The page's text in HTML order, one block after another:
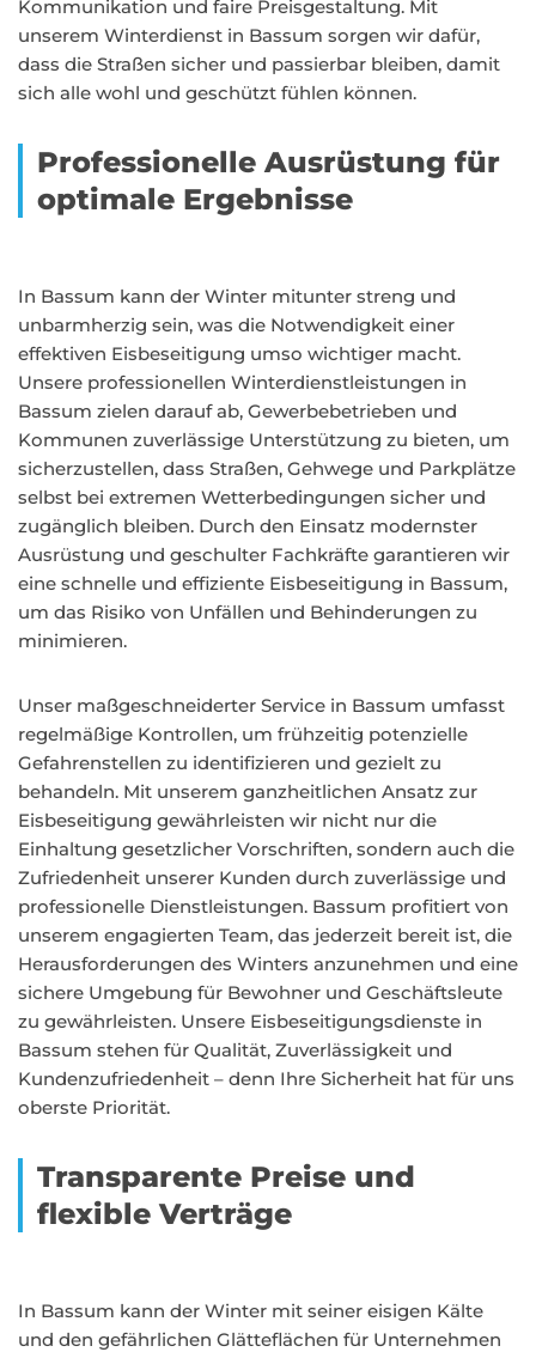
Kommunikation und faire Preisgestaltung. Mit
unserem Winterdienst in Bassum sorgen wir dafür,
dass die Straßen sicher und passierbar bleiben, damit
sich alle wohl und geschützt fühlen können.
Professionelle Ausrüstung für
optimale Ergebnisse
In Bassum kann der Winter mitunter streng und
unbarmherzig sein, was die Notwendigkeit einer
effektiven Eisbeseitigung umso wichtiger macht.
Unsere professionellen Winterdienstleistungen in
Bassum zielen darauf ab, Gewerbebetrieben und
Kommunen zuverlässige Unterstützung zu bieten, um
sicherzustellen, dass Straßen, Gehwege und Parkplätze
selbst bei extremen Wetterbedingungen sicher und
zugänglich bleiben. Durch den Einsatz modernster
Ausrüstung und geschulter Fachkräfte garantieren wir
eine schnelle und effiziente Eisbeseitigung in Bassum,
um das Risiko von Unfällen und Behinderungen zu
minimieren.
Unser maßgeschneiderter Service in Bassum umfasst
regelmäßige Kontrollen, um frühzeitig potenzielle
Gefahrenstellen zu identifizieren und gezielt zu
behandeln. Mit unserem ganzheitlichen Ansatz zur
Eisbeseitigung gewährleisten wir nicht nur die
Einhaltung gesetzlicher Vorschriften, sondern auch die
Zufriedenheit unserer Kunden durch zuverlässige und
professionelle Dienstleistungen. Bassum profitiert von
unserem engagierten Team, das jederzeit bereit ist, die
Herausforderungen des Winters anzunehmen und eine
sichere Umgebung für Bewohner und Geschäftsleute
zu gewährleisten. Unsere Eisbeseitigungsdienste in
Bassum stehen für Qualität, Zuverlässigkeit und
Kundenzufriedenheit – denn Ihre Sicherheit hat für uns
oberste Priorität.
Transparente Preise und
flexible Verträge
In Bassum kann der Winter mit seiner eisigen Kälte
und den gefährlichen Glätteflächen für Unternehmen